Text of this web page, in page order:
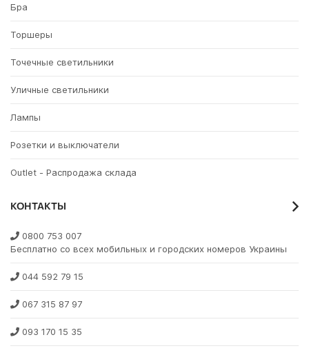
Бра
Торшеры
Точечные светильники
Уличные светильники
Лампы
Розетки и выключатели
Outlet - Распродажа склада
КОНТАКТЫ
0800 753 007
Бесплатно со всех мобильных и городских номеров Украины
044 592 79 15
067 315 87 97
093 170 15 35